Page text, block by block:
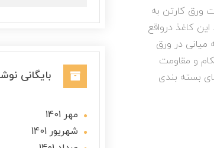
ورق کارتن به
کاغذ درواقع
میانی در ورق
و مقاومت
بسته بندی
بایگانی
مهر 1401
شهریور 1401